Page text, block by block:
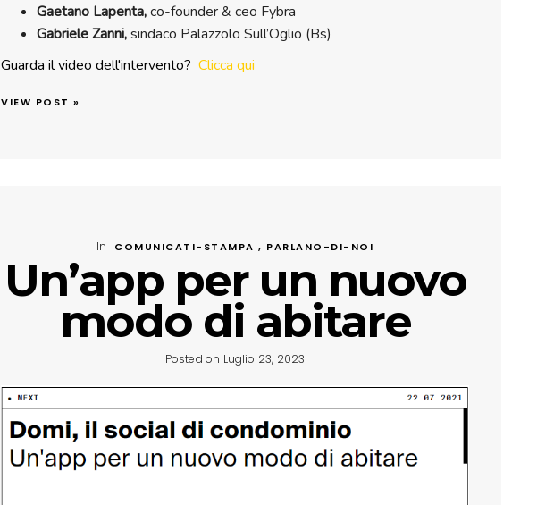
Gaetano Lapenta,co-founder & ceo Fybra
Gabriele Zanni,sindaco Palazzolo Sull’Oglio (Bs)
Guarda il video dell'intervento? Clicca qui
VIEW POST »
In COMUNICATI-STAMPA , PARLANO-DI-NOI
Un’app per un nuovo
modo di abitare
Posted on Luglio 23, 2023